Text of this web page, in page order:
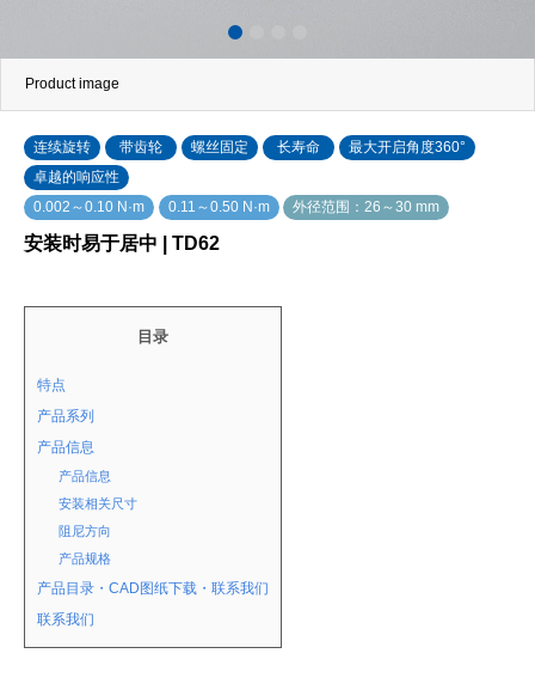
Product image
连续旋转 带齿轮 螺丝固定 长寿命
最大开启角度360°
卓越的响应性
0.002～0.10 N·m
0.11～0.50 N·m 外径范围：26～30 mm
安装时易于居中 | TD62
目录
特点
产品系列
产品信息
产品信息
安装相关尺寸
阻尼方向
产品规格
产品目录・CAD图纸下载・联系我们
联系我们